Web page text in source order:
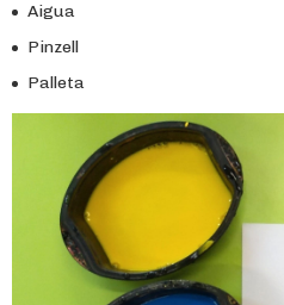
Aigua
Pinzell
Palleta